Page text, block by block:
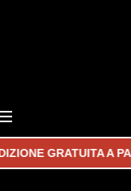
GRATUITA A